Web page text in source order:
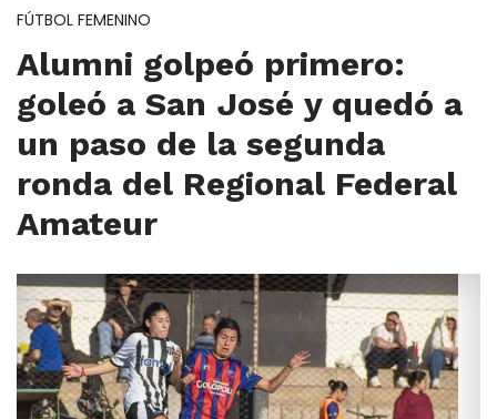
FÚTBOL FEMENINO
Alumni golpeó primero:
goleó a San José y quedó a
un paso de la segunda
ronda del Regional Federal
Amateur